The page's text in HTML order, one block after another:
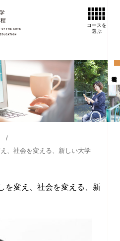
コースを
選ぶ
、社会を変える、新しい大学
を変え、社会を変える、新